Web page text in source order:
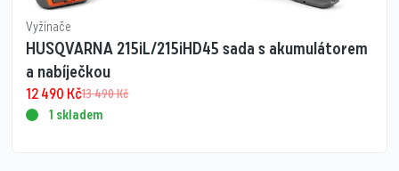
Vyžínače
HUSQVARNA 215iL/215iHD45 sada s akumulátorem
a nabíječkou
13 490Kč
12 490 Kč
1 skladem